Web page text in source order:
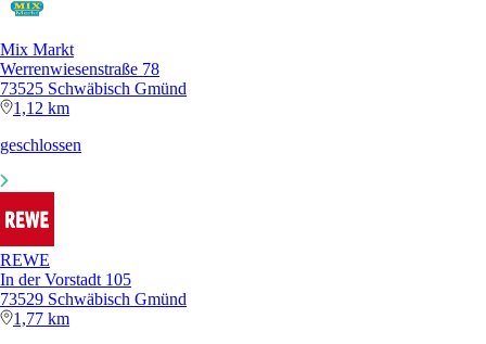
Mix Markt
Werrenwiesenstraße 78
73525 Schwäbisch Gmünd
1,12 km
geschlossen
REWE
In der Vorstadt 105
73529 Schwäbisch Gmünd
1,77 km